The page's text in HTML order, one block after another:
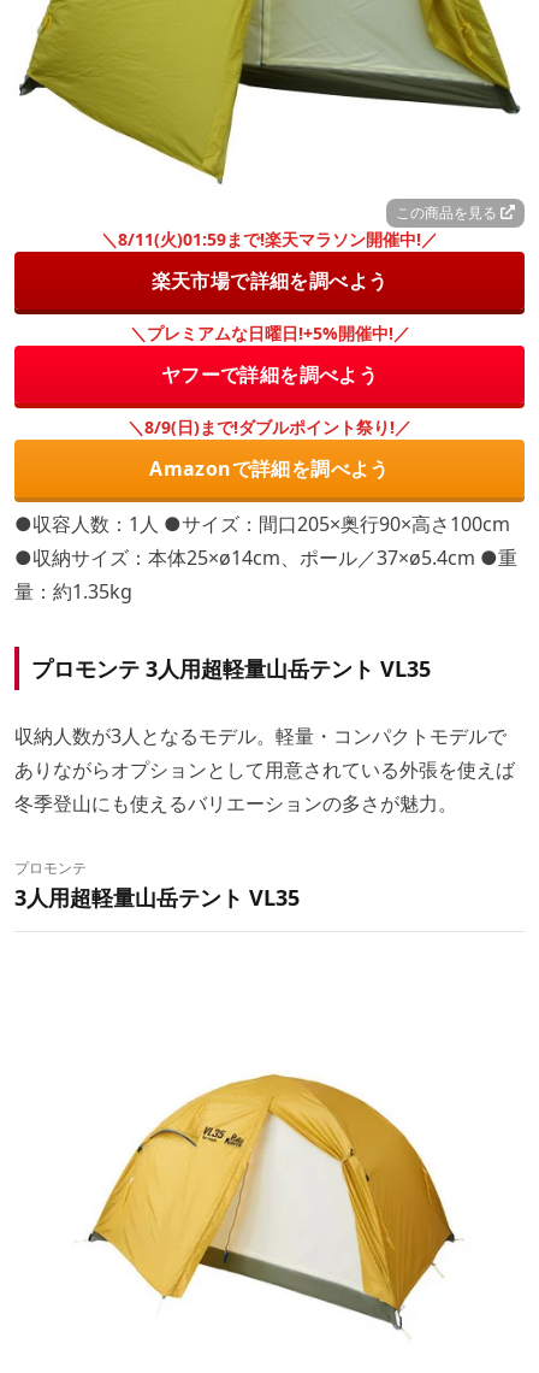
この商品を見る
＼8/11(火)01:59まで!楽天マラソン開催中!／
楽天市場で詳細を調べよう
＼プレミアムな日曜日!+5%開催中!／
ヤフーで詳細を調べよう
＼8/9(日)まで!ダブルポイント祭り!／
Amazonで詳細を調べよう
●収容人数：1人 ●サイズ：間口205×奥行90×高さ100cm
●収納サイズ：本体25×ø14cm、ポール／37×ø5.4cm ●重
量：約1.35kg
プロモンテ 3人用超軽量山岳テント VL35
収納人数が3人となるモデル。軽量・コンパクトモデルで
ありながらオプションとして用意されている外張を使えば
冬季登山にも使えるバリエーションの多さが魅力。
プロモンテ
3人用超軽量山岳テント VL35